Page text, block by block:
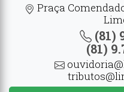
Praça
(81)
(81)